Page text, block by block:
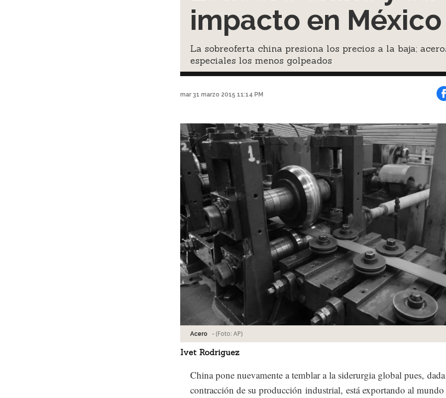
impacto en México
La sobreoferta china presiona los precios a la baja;
especiales los menos golpeados
mar 31 marzo 2015 11:14 PM
Acero - (Foto: AP)
Ivet Rodriguez
China pone nuevamente a temblar a la siderurgia global pues,
contracción de su producción industrial, está exportando al mundo